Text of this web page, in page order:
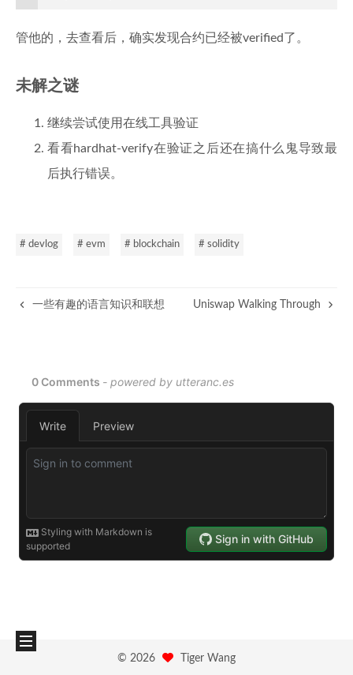
管他的，去查看后，确实发现合约已经被verified了。
未解之谜
继续尝试使用在线工具验证
看看hardhat-verify在验证之后还在搞什么鬼导致最
后执行错误。
# devlog # evm # blockchain # solidity
一些有趣的语言知识和联想 Uniswap Walking Through
© 2026 Tiger Wang